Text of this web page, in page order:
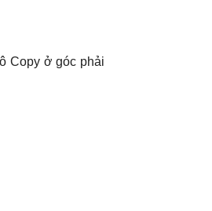
Copy ở góc phải